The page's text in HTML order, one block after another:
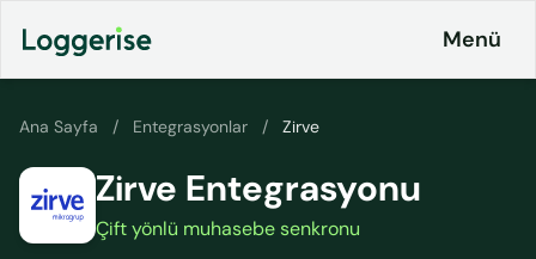
geç
Menü
Ürünlerimiz
Entegrasyonlar
Ana Sayfa / Entegrasyonlar / Zirve
Zirve Entegrasyonu
Çift yönlü muhasebe senkronu